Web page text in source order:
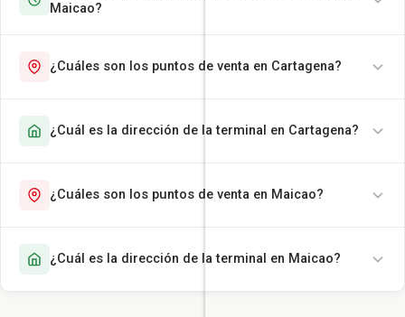
Maicao?
¿Cuáles son los puntos de venta en Cartagena?
¿Cuál es la dirección de la terminal en Cartagena?
¿Cuáles son los puntos de venta en Maicao?
¿Cuál es la dirección de la terminal en Maicao?